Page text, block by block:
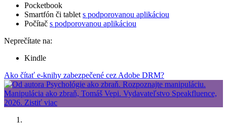
Pocketbook
Smartfón či tablet s podporovanou aplikáciou
Počítač s podporovanou aplikáciou
Neprečítate na:
Kindle
Ako čítať e-knihy zabezpečené cez Adobe DRM?